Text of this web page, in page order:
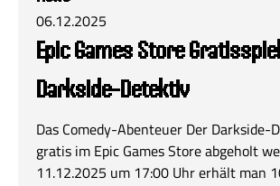
06.12.2025
Epic Games Store
Darkside-Detektiv
Das Comedy-Abenteuer Der Darkside-
gratis im Epic Games Store abgeholt
11.12.2025 um 17:00 Uhr erhält man